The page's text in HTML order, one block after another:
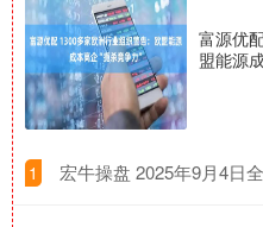
富源优
盟能源
1 宏牛操盘 2025年9月4日